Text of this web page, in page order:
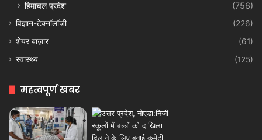
हिमाचल प्रदेश
(756)
विज्ञान-टेक्नॉलॉजी
(226)
शेयर बाज़ार
(61)
स्वास्थ्य
(125)
महत्वपूर्ण खबर